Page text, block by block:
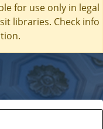
for use only in legal
libraries. Check info